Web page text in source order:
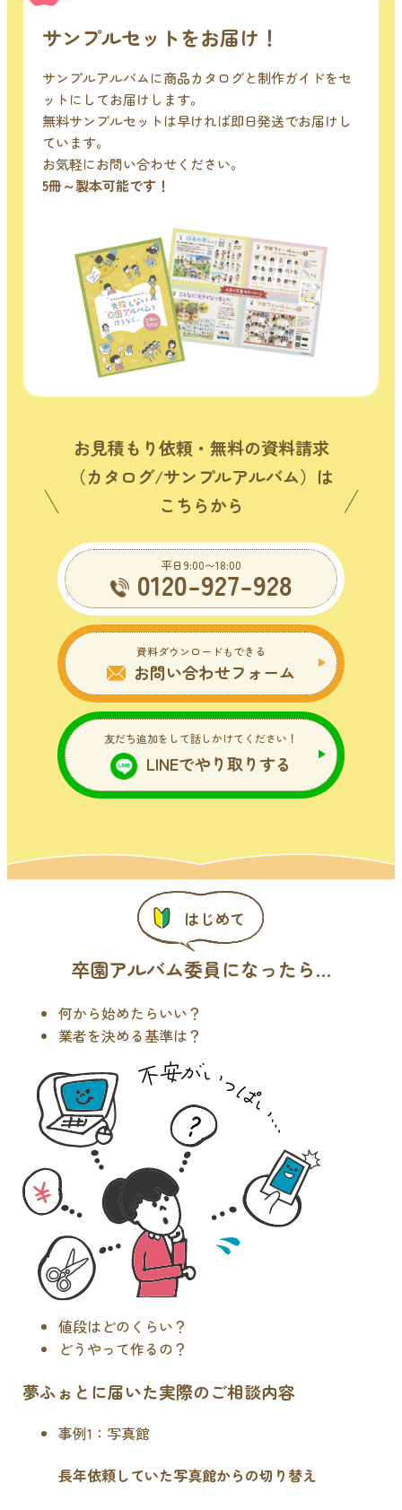
サンプルセットをお届け！
サンプルアルバムに商品カタログと制作ガイドをセ
ットにしてお届けします。
無料サンプルセットは早ければ即日発送でお届けし
ています。
お気軽にお問い合わせください。
5冊～製本可能です！
お見積もり依頼・無料の資料請求
（カタログ/サンプルアルバム）は
こちらから
平日9:00〜18:00
0120-927-928
資料ダウンロードもできる
お問い合わせフォーム
友だち追加をして話しかけてください！
LINEでやり取りする
はじめて
卒園アルバム委員になったら…
何から始めたらいい？
業者を決める基準は？
値段はどのくらい？
どうやって作るの？
夢ふぉとに届いた実際のご相談内容
事例1：写真館
長年依頼していた写真館からの切り替え